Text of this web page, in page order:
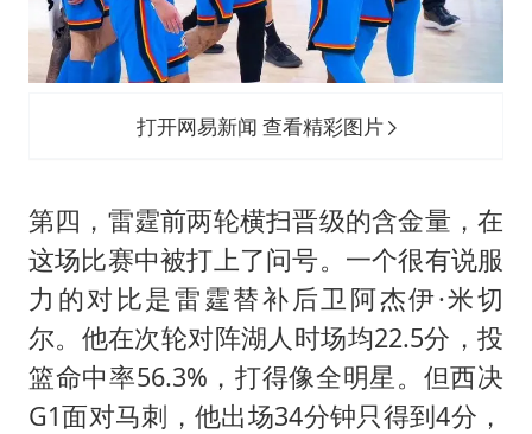
打开网易新闻 查看精彩图片
第四，雷霆前两轮横扫晋级的含金量，在
这场比赛中被打上了问号。一个很有说服
力的对比是雷霆替补后卫阿杰伊·米切
尔。他在次轮对阵湖人时场均22.5分，投
篮命中率56.3%，打得像全明星。但西决
G1面对马刺，他出场34分钟只得到4分，